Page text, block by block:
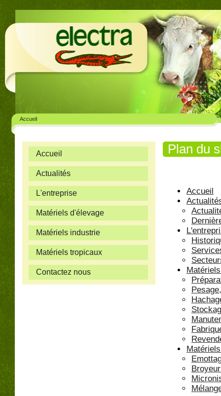
Accueil
Accueil
Actualités
L'entreprise
Matériels d'élevage
Matériels industrie
Matériels tropicaux
Contactez nous
Plan du
Accueil